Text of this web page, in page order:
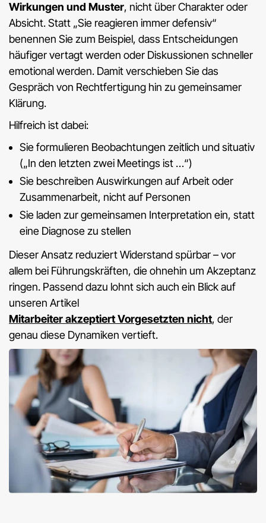
Wirkungen und Muster, nicht über Charakter oder
Absicht. Statt „Sie reagieren immer defensiv“
benennen Sie zum Beispiel, dass Entscheidungen
häufiger vertagt werden oder Diskussionen schneller
emotional werden. Damit verschieben Sie das
Gespräch von Rechtfertigung hin zu gemeinsamer
Klärung.
Hilfreich ist dabei:
Sie formulieren Beobachtungen zeitlich und situativ
(„In den letzten zwei Meetings ist …“)
Sie beschreiben Auswirkungen auf Arbeit oder
Zusammenarbeit, nicht auf Personen
Sie laden zur gemeinsamen Interpretation ein, statt
eine Diagnose zu stellen
Dieser Ansatz reduziert Widerstand spürbar – vor
allem bei Führungskräften, die ohnehin um Akzeptanz
ringen. Passend dazu lohnt sich auch ein Blick auf
unseren Artikel
Mitarbeiter akzeptiert Vorgesetzten nicht, der
genau diese Dynamiken vertieft.